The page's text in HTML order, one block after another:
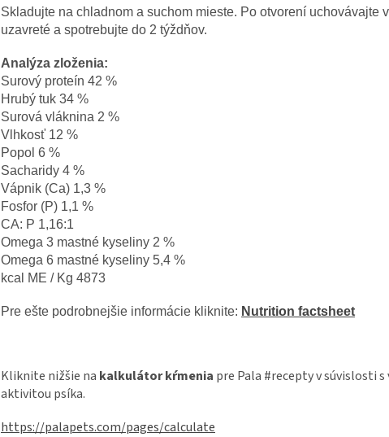
Skladujte na chladnom a suchom mieste. Po otvorení uchovávajte
uzavreté a spotrebujte do 2 týždňov.
Analýza zloženia:
Surový proteín 42 %
Hrubý tuk 34 %
Surová vláknina 2 %
Vlhkosť 12 %
Popol 6 %
Sacharidy 4 %
Vápnik (Ca) 1,3 %
Fosfor (P) 1,1 %
CA: P 1,16:1
Omega 3 mastné kyseliny 2 %
Omega 6 mastné kyseliny 5,4 %
kcal ME / Kg 4873
Pre ešte podrobnejšie informácie kliknite: Nutrition factsheet
Kliknite nižšie na kalkulátor kŕmenia pre Pala #recepty v súvislosti s
aktivitou psíka.
https://palapets.com/pages/calculate